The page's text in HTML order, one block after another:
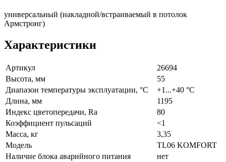
универсальный (накладной/встраиваемый в потолок
Армстронг)
Характеристики
Артикул
26694
Высота, мм
55
Диапазон температуры эксплуатации, °C
+1...+40 °C
Длина, мм
1195
Индекс цветопередачи, Ra
80
Коэффициент пульсаций
<1
Масса, кг
3,35
Модель
TL06 KOMFORT
Наличие блока аварийного питания
нет